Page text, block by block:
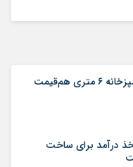
هزینه بازسازی یک آشپزخانه ۶ متری هم‌قیمت
درآمد برای ساخت